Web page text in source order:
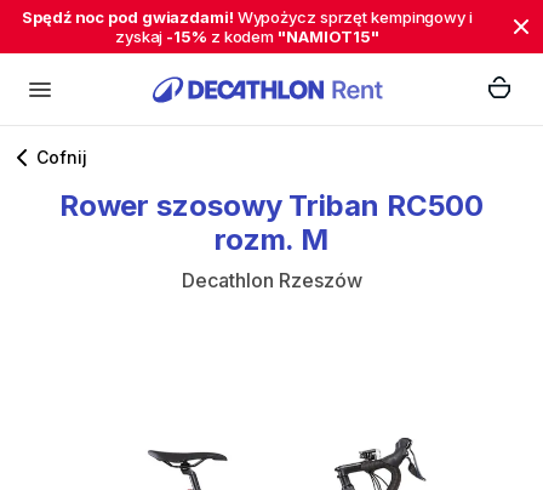
Spędź noc pod gwiazdami! Wypożycz sprzęt kempingowy i
zyskaj -15% z kodem "NAMIOT15"
Cofnij
Rower szosowy Triban RC500
rozm. M
Decathlon Rzeszów